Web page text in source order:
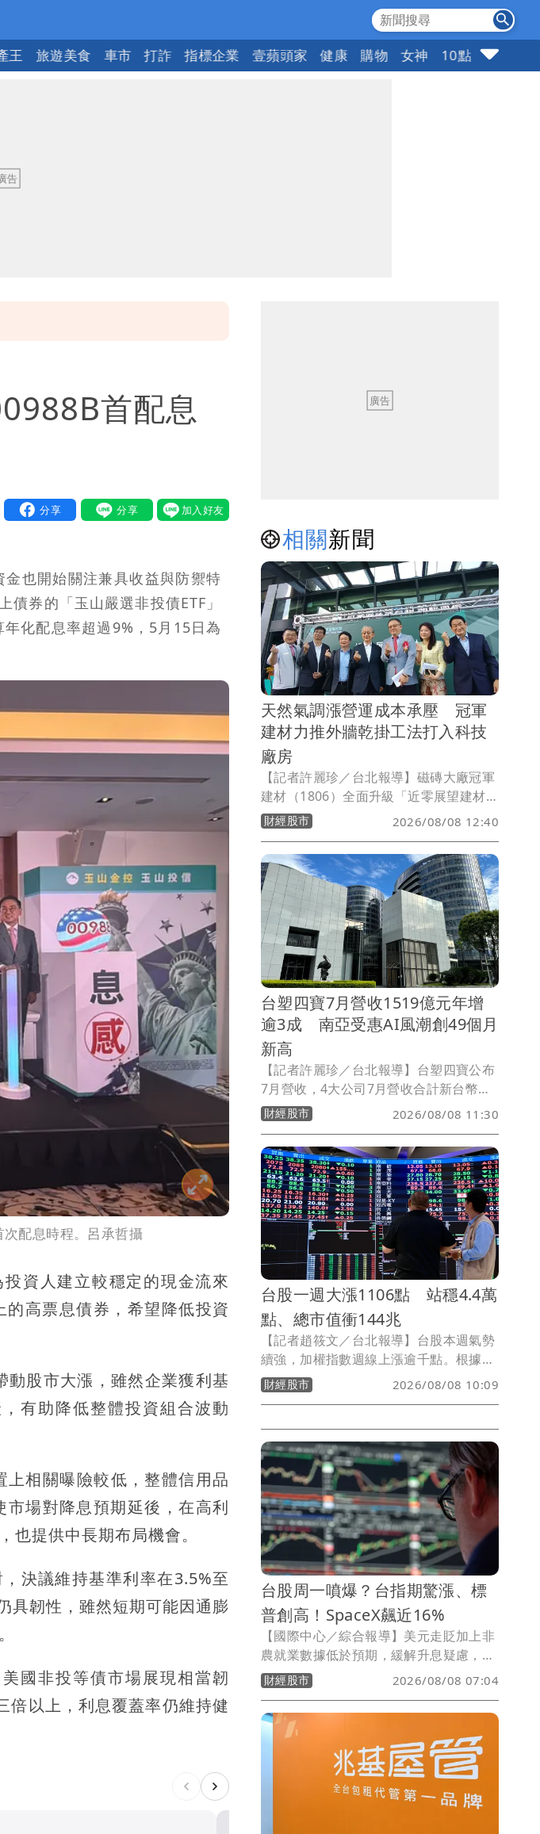
王 旅遊美食 車市 打詐 指標企業 壹蘋頭家 健康 購物 女神 10點強打
首配息
也開始關注兼具收益與防禦特
券的「玉山嚴選非投債ETF」
化配息率超過9%，5月15日為
配息時程。呂承哲攝
資人建立較穩定的現金流來
高票息債券，希望降低投資
股市大漲，雖然企業獲利基
有助降低整體投資組合波動
相關曝險較低，整體信用品
場對降息預期延後，在高利
提供中長期布局機會。
決議維持基準利率在3.5%至
具韌性，雖然短期可能因通膨
國非投等債市場展現相當韌
倍以上，利息覆蓋率仍維持健
相關新聞
天然氣調漲營運成本承壓 冠軍
建材力推外牆乾掛工法打入科技
廠房
【記者許麗珍／台北報導】磁磚大廠冠軍
建材（1806）全面升級「近零展望建材
館」正式開館，總經理林祐字表示近期工
業用天然氣價格調漲後，估計公司每月成
本增加約百萬元，已成為營運最大成本壓
力之一，公司因此增加機能型與低碳建材
產品比重，籍產品差異化改善毛利結構，
其中成大實驗室測試的科技節能石可降低
室溫6度，是最佳外牆乾化和屋頂隔熱材
料，針對科技廠多數偏好綠建築，將力推
至科技公司辦公建物及科技廠房。
財經股市 2026/08/08 12:40
台塑四寶7月營收1519億元年增
逾3成 南亞受惠AI風潮創49個月
新高
【記者許麗珍／台北報導】台塑四寶公布
7月營收，4大公司7月營收合計新台幣
1519.55億元，月增14.7%，年增
31.5%。在石化、電子材料價量助攻下，
4家公司7月營收全面年、月雙增，尤其南
亞受惠AI風潮帶動電子材料價量齊揚，月
增12.7％，年增44.5％，7月營收創下近
49個月新高。
財經股市 2026/08/08 11:30
台股一週大漲1106點 站穩4.4萬
點、總市值衝144兆
【記者趙筱文／台北報導】台股本週氣勢
續強，加權指數週線上漲逾千點。根據臺
灣證券交易所統計，8月7日加權指數收在
44,225.91點，較7月31日的43,119.75點
體上市公司總市值同步攀升至144兆
5,568.14億元，一週增加逾3.7兆元，增
幅約2.63%。
財經股市 2026/08/08 10:09
台股周一噴爆？台指期驚漲、標
普創高！SpaceX飆近16%
【國際中心／綜合報導】美元走貶加上非
農就業數據低於預期，緩解升息疑慮，美
股今（7）日全部收紅，標普更締造歷史
新高，台指期夜盤大漲，SpaceX更狂飆
近16%。
財經股市 2026/08/08 07:04